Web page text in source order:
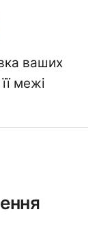
ваших
межі